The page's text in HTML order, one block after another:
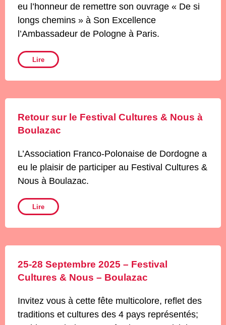
eu l’honneur de remettre son ouvrage « De si
longs chemins » à Son Excellence
l’Ambassadeur de Pologne à Paris.
Lire
Retour sur le Festival Cultures & Nous à
Boulazac
L’Association Franco-Polonaise de Dordogne a
eu le plaisir de participer au Festival Cultures &
Nous à Boulazac.
Lire
25-28 Septembre 2025 – Festival
Cultures & Nous – Boulazac
Invitez vous à cette fête multicolore, reflet des
traditions et cultures des 4 pays représentés;